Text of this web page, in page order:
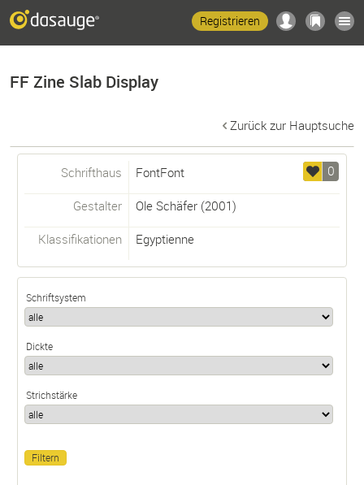
Registrieren
FF Zine Slab Display
Zurück zur Hauptsuche
0
Schrifthaus FontFont
Gestalter Ole Schäfer(2001)
Klassifikationen Egyptienne
Schriftsystem
Dickte
Strichstärke